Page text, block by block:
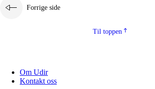
Forrige side
Til toppen
Om Udir
Kontakt oss